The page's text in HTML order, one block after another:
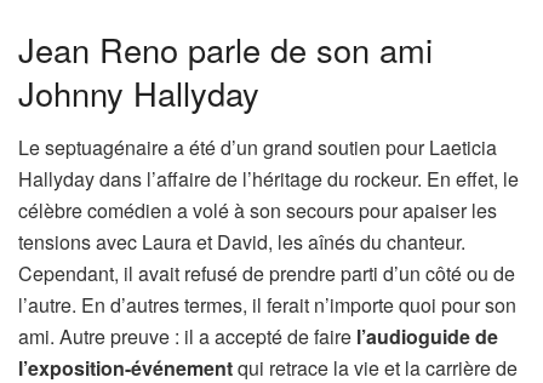
Jean Reno parle de son ami
Johnny Hallyday
Le septuagénaire a été d’un grand soutien pour Laeticia
Hallyday dans l’affaire de l’héritage du rockeur. En effet, le
célèbre comédien a volé à son secours pour apaiser les
tensions avec Laura et David, les aînés du chanteur.
Cependant, il avait refusé de prendre parti d’un côté ou de
l’autre. En d’autres termes, il ferait n’importe quoi pour son
ami. Autre preuve : il a accepté de faire l’audioguide de
l’exposition-événementqui retrace la vie et la carrière de